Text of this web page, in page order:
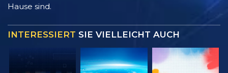
Hause sind.
INTERESSIERT SIE VIELLEICHT AUCH